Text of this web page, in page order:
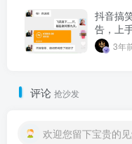
抖音搞
告，上
3年
评论 抢沙发
欢迎您留下宝贵的见